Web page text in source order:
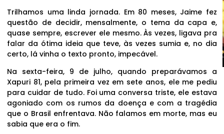
Trilhamos uma linda jornada. Em 80 meses, Jaime fez
questão de decidir, mensalmente, o tema da capa e,
quase sempre, escrever ele mesmo. Às vezes, ligava pra
falar da ótima ideia que teve, às vezes sumia e, no dia
certo, lá vinha o texto pronto, impecável.
Na sexta-feira, 9 de julho, quando preparávamos a
Xapuri 81, pela primeira vez em sete anos, ele me pediu
para cuidar de tudo. Foi uma conversa triste, ele estava
agoniado com os rumos da doença e com a tragédia
que o Brasil enfrentava. Não falamos em morte, mas eu
sabia que era o fim.